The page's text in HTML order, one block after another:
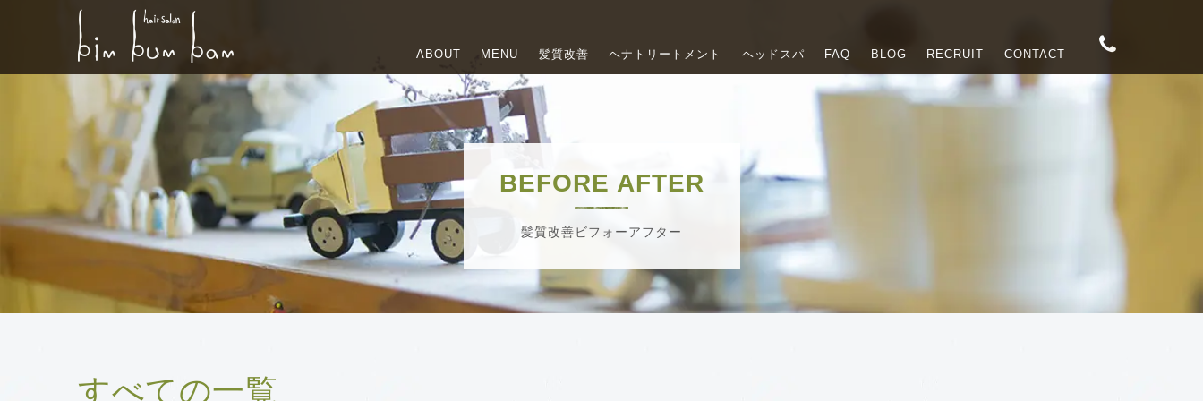
ABOUT MENU 髪質改善 ヘナトリートメント ヘッドスパ FAQ BLOG RECRUIT CONTACT
BEFORE AFTER
髪質改善ビフォーアフター
すべての一覧